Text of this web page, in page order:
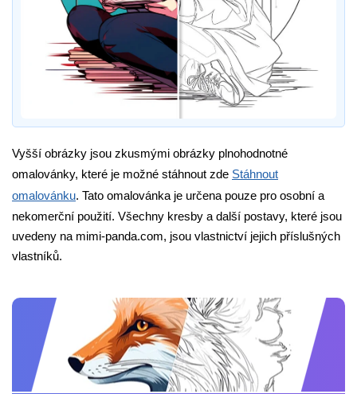
Vyšší obrázky jsou zkusmými obrázky plnohodnotné
omalovánky, které je možné stáhnout zde Stáhnout
omalovánku. Tato omalovánka je určena pouze pro osobní a
nekomerční použití. Všechny kresby a další postavy, které jsou
uvedeny na mimi-panda.com, jsou vlastnictví jejich příslušných
vlastníků.